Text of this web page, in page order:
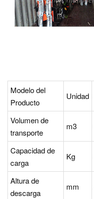
Modelo del
Producto
Unidad
Volumen de
transporte
m3
Capacidad de
carga
Kg
Altura de
descarga
mm